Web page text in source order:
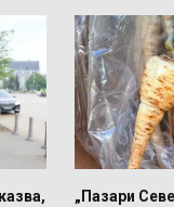
„Пазари